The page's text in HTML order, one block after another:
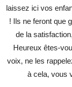
laissez ici vos
! Ils ne feront que
de la
Heureux êtes-
voix, ne les
à cela, vous